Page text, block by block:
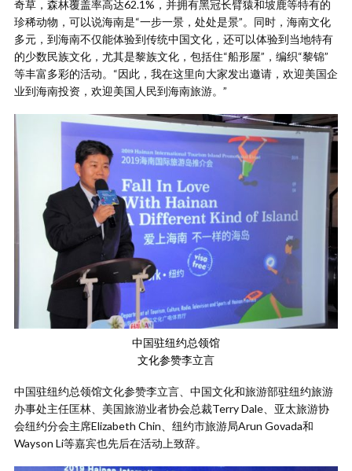
奇草，森林覆盖率高达62.1%，并拥有黑冠长臂猿和坡鹿等特有的
珍稀动物，可以说海南是“一步一景，处处是景”。同时，海南文化
多元，到海南不仅能体验到传统中国文化，还可以体验到当地特有
的少数民族文化，尤其是黎族文化，包括住“船形屋”，编织“黎锦”
等丰富多彩的活动。“因此，我在这里向大家发出邀请，欢迎美国企
业到海南投资，欢迎美国人民到海南旅游。”
中国驻纽约总领馆
文化参赞李立言
中国驻纽约总领馆文化参赞李立言、中国文化和旅游部驻纽约旅游
办事处主任匡林、美国旅游业者协会总裁Terry Dale、亚太旅游协
会纽约分会主席Elizabeth Chin、纽约市旅游局Arun Govada和
Wayson Li等嘉宾也先后在活动上致辞。